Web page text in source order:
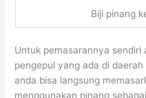
Biji pinang
Untuk pemasarannya sendiri
pengepul yang ada di
anda bisa langsung
menggunakan pinang